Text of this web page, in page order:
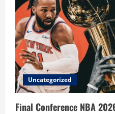
Uncategorized
Final Conference NBA